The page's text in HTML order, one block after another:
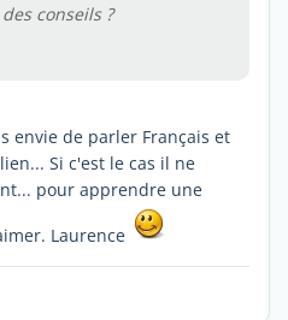
conseils ?
envie de parler Français et
Si c'est le cas il ne
pour apprendre une
Laurence